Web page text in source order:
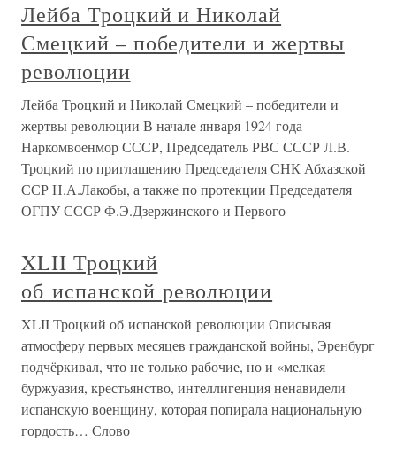
Лейба Троцкий и Николай
Смецкий – победители и жертвы
революции
Лейба Троцкий и Николай Смецкий – победители и
жертвы революции В начале января 1924 года
Наркомвоенмор СССР, Председатель РВС СССР Л.В.
Троцкий по приглашению Председателя СНК Абхазской
ССР Н.А.Лакобы, а также по протекции Председателя
ОГПУ СССР Ф.Э.Дзержинского и Первого
XLII Троцкий
об испанской революции
XLII Троцкий об испанской революции Описывая
атмосферу первых месяцев гражданской войны, Эренбург
подчёркивал, что не только рабочие, но и «мелкая
буржуазия, крестьянство, интеллигенция ненавидели
испанскую военщину, которая попирала национальную
гордость… Слово